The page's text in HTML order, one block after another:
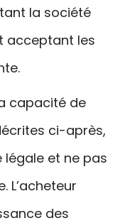
la société
acceptant les
capacité de
ci-après,
légale et ne pas
L’acheteur
des